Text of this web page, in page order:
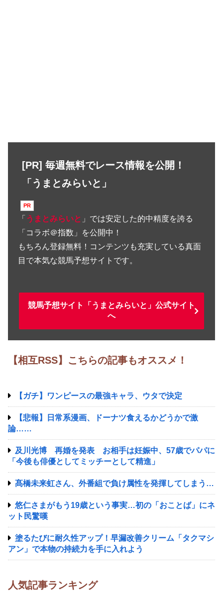
[PR] 毎週無料でレース情報を公開！
「うまとみらいと」
「 うまとみらいと 」では安定した的中精度を誇る
「コラボ＠指数」を公開中！
もちろん登録無料！コンテンツも充実している真面
目で本気な競馬予想サイトです。
競馬予想サイト「うまとみらいと」公式サイト
へ
【相互RSS】こちらの記事もオススメ！
【ガチ】ワンピースの最強キャラ、ウタで決定
【悲報】日常系漫画、ドーナツ食えるかどうかで激
論……
及川光博 再婚を発表 お相手は妊娠中、57歳でパパに
「今後も俳優としてミッチーとして精進」
髙橋未来虹さん、外番組で負け属性を発揮してしまう…
悠仁さまがもう19歳という事実…初の「おことば」にネ
ット民驚嘆
塗るたびに耐久性アップ！早漏改善クリーム「タクマシ
アン」で本物の持続力を手に入れよう
人気記事ランキング